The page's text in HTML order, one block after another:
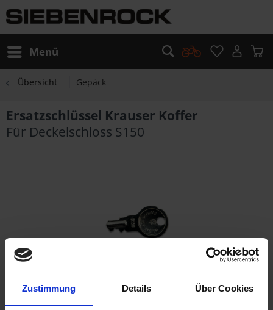
Zustimmung Details Über Cookies
Menü
Übersicht Gepäck
Ersatzschlüssel Krauser Koffer
Für Deckelschloss S150